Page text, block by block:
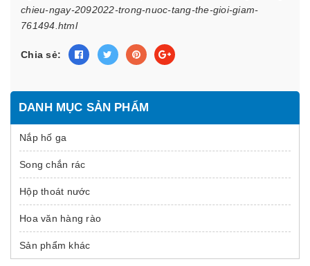
chieu-ngay-2092022-trong-nuoc-tang-the-gioi-giam-
761494.html
Chia sẻ:
DANH MỤC SẢN PHẨM
Nắp hố ga
Song chắn rác
Hộp thoát nước
Hoa văn hàng rào
Sản phẩm khác